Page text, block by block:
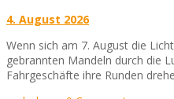
4. August 2026
Wenn sich am 7. August die
gebrannten Mandeln durch die
Fahrgeschäfte ihre Runden